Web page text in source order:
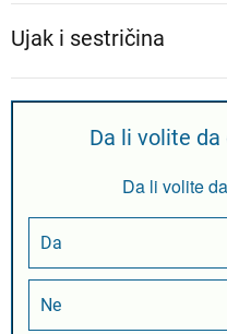
Ujak i sestričina
Da li volite
Da li volite
Da
Ne